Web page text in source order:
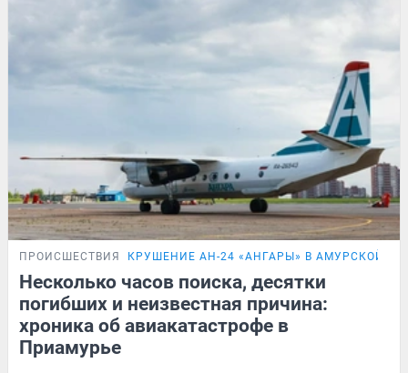
ПРОИСШЕСТВИЯ КРУШЕНИЕ АН-24 «АНГАРЫ» В АМУРСКОЙ
Несколько часов поиска, десятки
погибших и неизвестная причина:
хроника об авиакатастрофе в
Приамурье